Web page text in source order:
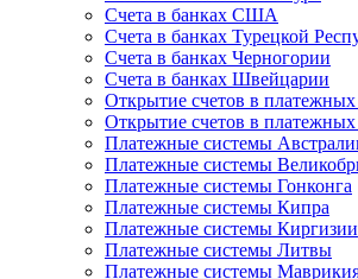
Счета в банках США
Счета в банках Турецкой
Счета в банках Черногории
Счета в банках Швейцарии
Открытие счетов в платежных
Открытие счетов в платежных
Платежные системы
Платежные системы
Платежные системы Гонконга
Платежные системы Кипра
Платежные системы Киргизии
Платежные системы Литвы
Платежные системы